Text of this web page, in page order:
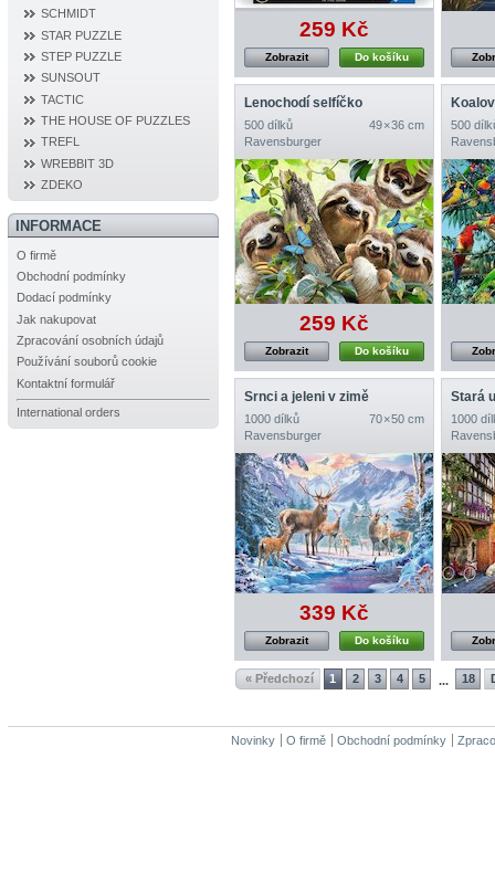
SCHMIDT
STAR PUZZLE
STEP PUZZLE
SUNSOUT
TACTIC
THE HOUSE OF PUZZLES
TREFL
WREBBIT 3D
ZDEKO
INFORMACE
O firmě
Obchodní podmínky
Dodací podmínky
Jak nakupovat
Zpracování osobních údajů
Používání souborů cookie
Kontaktní formulář
International orders
259 Kč
Do košíku
Zobrazit
Lenochodí selfíčko
500 dílků
49 × 36 cm
Ravensburger
259 Kč
Do košíku
Zobrazit
500
Srnci a jeleni v zimě
1000 dílků
70 × 50 cm
Ravensburger
339 Kč
Do košíku
Zobrazit
Stará
1000
« Předchozí 1 2 3 4 5 ... 18
Novinky O firmě Obchodní podmínky